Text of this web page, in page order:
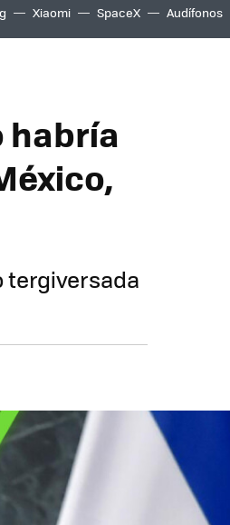
Xiaomi SpaceX Audífonos
habría
tergiversada